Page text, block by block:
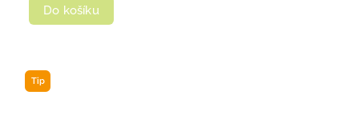
Do košíku
Tip